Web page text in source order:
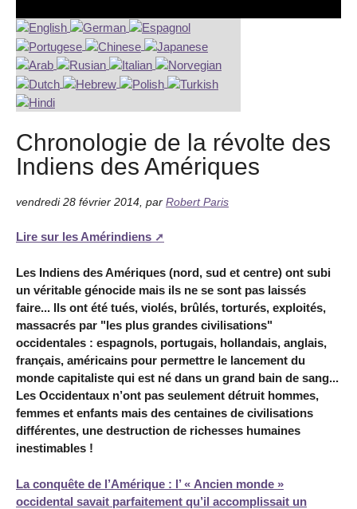
Chronologie de la révolte des
Indiens des Amériques
vendredi 28 février 2014 par Robert Paris
Lire sur les Amérindiens
Les Indiens des Amériques (nord, sud et centre) ont subi
un véritable génocide mais ils ne se sont pas laissés
faire... Ils ont été tués, violés, brûlés, torturés, exploités,
massacrés par "les plus grandes civilisations"
occidentales : espagnols, portugais, hollandais, anglais,
français, américains pour permettre le lancement du
monde capitaliste qui est né dans un grand bain de sang...
Les Occidentaux n’ont pas seulement détruit hommes,
femmes et enfants mais des centaines de civilisations
différentes, une destruction de richesses humaines
inestimables !
La conquête de l’Amérique : l’ « Ancien monde »
occidental savait parfaitement qu’il accomplissait un